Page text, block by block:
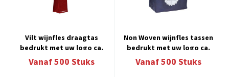
Vilt wijnfles draagtas
bedrukt met uw logo ca.
10 á 12 weken
Vanaf500 Stuks
Non Woven wijnfles tassen
bedrukt met uw logo ca.
10 á 12 weken
Vanaf500 Stuks